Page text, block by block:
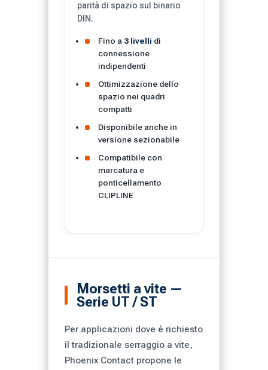
parità di spazio sul binario
DIN.
Fino a 3 livelli di
connessione
indipendenti
Ottimizzazione dello
spazio nei quadri
compatti
Disponibile anche in
versione sezionabile
Compatibile con
marcatura e
ponticellamento
CLIPLINE
Morsetti a vite —
Serie UT / ST
Per applicazioni dove è richiesto
il tradizionale serraggio a vite,
Phoenix Contact propone le